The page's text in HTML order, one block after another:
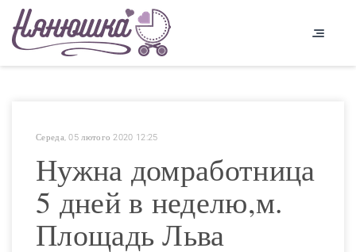
Середа, 05 лютого 2020 12:25
Нужна домработница
5 дней в неделю,м.
Площадь Льва